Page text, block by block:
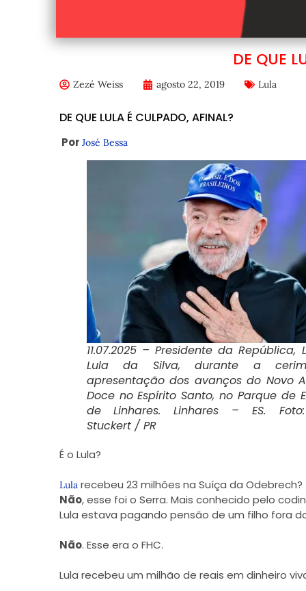
DE QUE
Zezé Weiss agosto 22, 2019 Lula
DE QUE LULA É CULPADO, AFINAL?
Por José Bessa
11.07.2025 – Presidente da República,
Lula da Silva, durante a
apresentação dos avanços do Novo
Doce no Espírito Santo, no Parque de
de Linhares. Linhares – ES.
Stuckert / PR
É o Lula?
Lularecebeu 23 milhões na Suíça da Odebrech?
Não, esse foi o Serra. Mais conhecido pelo
Lula estava pagando pensão de um filho fora
Não. Esse era o FHC.
Lula recebeu um milhão de reais em dinheiro